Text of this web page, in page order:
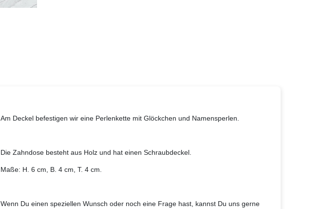
Am Deckel befestigen wir eine Perlenkette mit Glöckchen und Namensperlen.
Die Zahndose besteht aus Holz und hat einen Schraubdeckel.
Maße: H. 6 cm, B. 4 cm, T. 4 cm.
Wenn Du einen speziellen Wunsch oder noch eine Frage hast, kannst Du uns gerne